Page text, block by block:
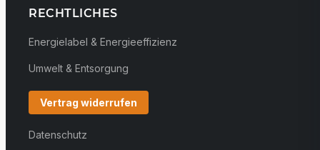
RECHTLICHES
Energielabel & Energieeffizienz
Umwelt & Entsorgung
Vertrag widerrufen
Datenschutz